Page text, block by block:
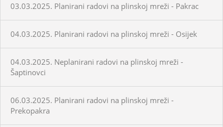
03.03.2025. Planirani radovi na plinskoj mreži - Pakrac
04.03.2025. Planirani radovi na plinskoj mreži - Osijek
04.03.2025. Neplanirani radovi na plinskoj mreži -
Šaptinovci
06.03.2025. Planirani radovi na plinskoj mreži -
Prekopakra